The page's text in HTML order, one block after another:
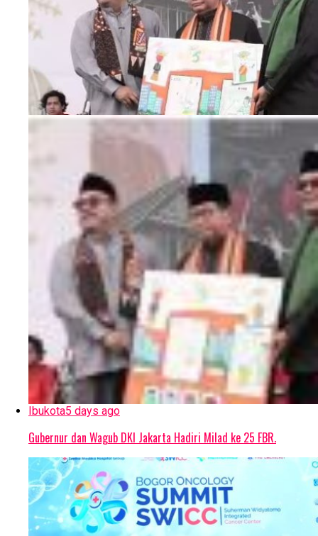
Ibukota5 days ago
Gubernur dan Wagub DKI Jakarta Hadiri Milad ke 25 FBR.